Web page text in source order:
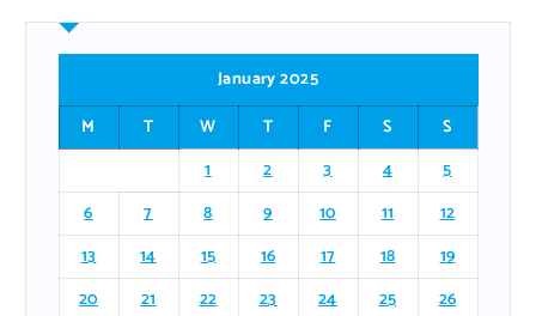
January 2025
M
T W T F S
S
1
2 3 4
5
6
7 8 9 10 11
12
13
14 15 16 17 18
19
20
21 22 23 24 25
26